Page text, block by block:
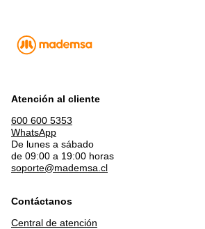
Atención al cliente
600 600 5353
WhatsApp
De lunes a sábado
de 09:00 a 19:00 horas
soporte@mademsa.cl
Contáctanos
Central de atención